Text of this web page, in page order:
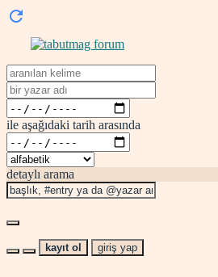
ile aşağıdaki tarih arasında
detaylı arama
kayıt ol giriş yap